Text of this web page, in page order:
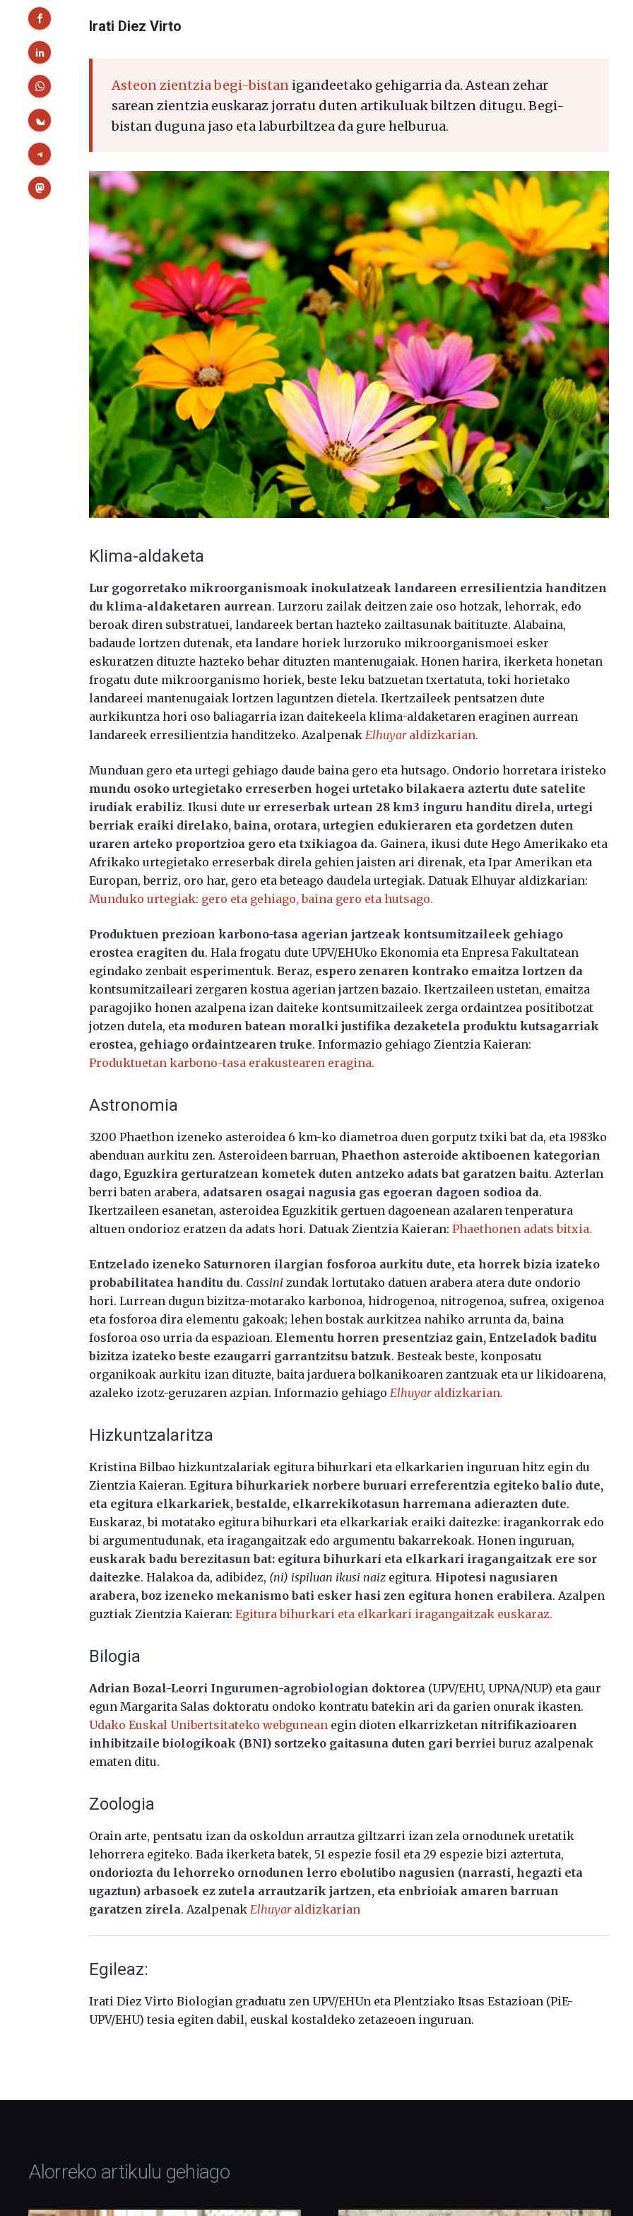
Irati Diez Virto
Asteon zientzia begi-bistan igandeetako gehigarria da. Astean zehar
sarean zientzia euskaraz jorratu duten artikuluak biltzen ditugu. Begi-
bistan duguna jaso eta laburbiltzea da gure helburua.
Klima-aldaketa
Lur gogorretako mikroorganismoak inokulatzeak landareen erresilientzia handitzen
du klima-aldaketaren aurrean. Lurzoru zailak deitzen zaie oso hotzak, lehorrak, edo
beroak diren substratuei, landareek bertan hazteko zailtasunak baitituzte. Alabaina,
badaude lortzen dutenak, eta landare horiek lurzoruko mikroorganismoei esker
eskuratzen dituzte hazteko behar dituzten mantenugaiak. Honen harira, ikerketa honetan
frogatu dute mikroorganismo horiek, beste leku batzuetan txertatuta, toki horietako
landareei mantenugaiak lortzen laguntzen dietela. Ikertzaileek pentsatzen dute
aurkikuntza hori oso baliagarria izan daitekeela klima-aldaketaren eraginen aurrean
landareek erresilientzia handitzeko. Azalpenak Elhuyaraldizkarian.
Munduan gero eta urtegi gehiago daude baina gero eta hutsago. Ondorio horretara iristeko
mundu osoko urtegietako erreserben hogei urtetako bilakaera aztertu dute satelite
irudiak erabiliz. Ikusi duteur erreserbak urtean 28 km3 inguru handitu direla, urtegi
berriak eraiki direlako, baina, orotara, urtegien edukieraren eta gordetzen duten
uraren arteko proportzioa gero eta txikiagoa da. Gainera, ikusi dute Hego Amerikako eta
Afrikako urtegietako erreserbak direla gehien jaisten ari direnak, eta Ipar Amerikan eta
Europan, berriz, oro har, gero eta beteago daudela urtegiak. Datuak Elhuyar aldizkarian:
Munduko urtegiak: gero eta gehiago, baina gero eta hutsago.
Produktuen prezioan karbono-tasa agerian jartzeak kontsumitzaileek gehiago
erostea eragiten du. Hala frogatu dute UPV/EHUko Ekonomia eta Enpresa Fakultatean
egindako zenbait esperimentuk. Beraz, espero zenaren kontrako emaitza lortzen da
kontsumitzaileari zergaren kostua agerian jartzen bazaio. Ikertzaileen ustetan, emaitza
paragojiko honen azalpena izan daiteke kontsumitzaileek zerga ordaintzea positibotzat
jotzen dutela, eta moduren batean moralki justifika dezaketela produktu kutsagarriak
erostea, gehiago ordaintzearen truke. Informazio gehiago Zientzia Kaieran:
Produktuetan karbono-tasa erakustearen eragina.
Astronomia
3200 Phaethon izeneko asteroidea 6 km-ko diametroa duen gorputz txiki bat da, eta 1983ko
abenduan aurkitu zen. Asteroideen barruan, Phaethon asteroide aktiboenen kategorian
dago, Eguzkira gerturatzean kometek duten antzeko adats bat garatzen baitu. Azterlan
berri baten arabera, adatsaren osagai nagusia gas egoeran dagoen sodioa da.
Ikertzaileen esanetan, asteroidea Eguzkitik gertuen dagoenean azalaren tenperatura
altuen ondorioz eratzen da adats hori. Datuak Zientzia Kaieran:Phaethonen adats bitxia.
Entzelado izeneko Saturnoren ilargian fosforoa aurkitu dute, eta horrek bizia izateko
probabilitatea handitu du. Cassini zundak lortutako datuen arabera atera dute ondorio
hori. Lurrean dugun bizitza-motarako karbonoa, hidrogenoa, nitrogenoa, sufrea, oxigenoa
eta fosforoa dira elementu gakoak; lehen bostak aurkitzea nahiko arrunta da, baina
fosforoa oso urria da espazioan.Elementu horren presentziaz gain, Entzeladok baditu
bizitza izateko beste ezaugarri garrantzitsu batzuk. Besteak beste, konposatu
organikoak aurkitu izan dituzte, baita jarduera bolkanikoaren zantzuak eta ur likidoarena,
azaleko izotz-geruzaren azpian. Informazio gehiago Elhuyaraldizkarian.
Hizkuntzalaritza
Kristina Bilbao hizkuntzalariak egitura bihurkari eta elkarkarien inguruan hitz egin du
Zientzia Kaieran. Egitura bihurkariek norbere buruari erreferentzia egiteko balio dute,
eta egitura elkarkariek, bestalde, elkarrekikotasun harremana adierazten dute.
Euskaraz, bi motatako egitura bihurkari eta elkarkariak eraiki daitezke: iragankorrak edo
bi argumentudunak, eta iragangaitzak edo argumentu bakarrekoak. Honen inguruan,
euskarak badu berezitasun bat: egitura bihurkari eta elkarkari iragangaitzak ere sor
daitezke. Halakoa da, adibidez, (ni) ispiluan ikusi naiz egitura. Hipotesi nagusiaren
arabera, boz izeneko mekanismo bati esker hasi zen egitura honen erabilera. Azalpen
guztiak Zientzia Kaieran:Egitura bihurkari eta elkarkari iragangaitzak euskaraz.
Bilogia
Adrian Bozal-Leorri Ingurumen-agrobiologian doktorea (UPV/EHU, UPNA/NUP) eta gaur
egun Margarita Salas doktoratu ondoko kontratu batekin ari da garien onurak ikasten.
Udako Euskal Unibertsitateko webgunean egin dioten elkarrizketan nitrifikazioaren
inhibitzaile biologikoak (BNI) sortzeko gaitasuna duten gariberriei buruz azalpenak
ematen ditu.
Zoologia
Orain arte, pentsatu izan da oskoldun arrautza giltzarri izan zela ornodunek uretatik
lehorrera egiteko. Bada ikerketa batek, 51 espezie fosil eta 29 espezie bizi aztertuta,
ondoriozta du lehorreko ornodunen lerro ebolutibo nagusien (narrasti, hegazti eta
ugaztun) arbasoek ez zutela arrautzarik jartzen, eta enbrioiak amaren barruan
garatzen zirela. Azalpenak Elhuyaraldizkarian
Egileaz:
Irati Diez Virto Biologian graduatu zen UPV/EHUn eta Plentziako Itsas Estazioan (PiE-
UPV/EHU) tesia egiten dabil, euskal kostaldeko zetazeoen inguruan.
Alorreko artikulu gehiago